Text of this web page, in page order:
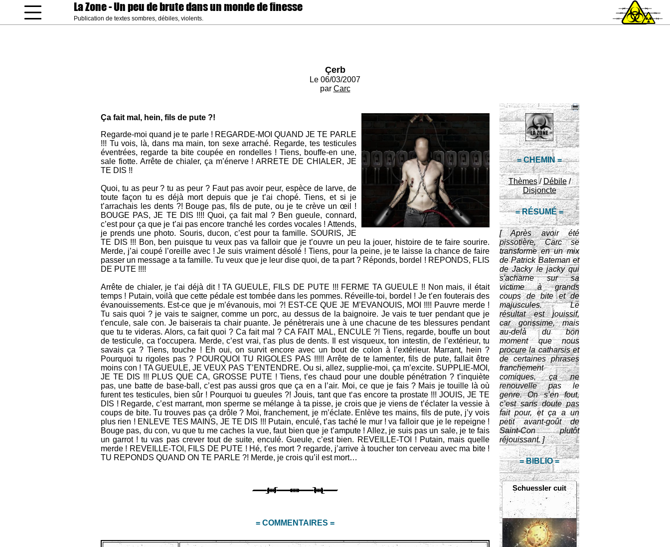
La Zone- Un peu de brute dans un monde de finesse
Publication de textes sombres, débiles, violents.
Çerb
Le 06/03/2007
par Carc
= CHEMIN =
Thèmes/ Débile/
Disjoncte
= RÉSUMÉ =
[ Après avoir été
pissotière, Carc se
transforme en un mix
de Patrick Bateman et
de Jacky le jacky qui
s'acharne sur sa
victime à grands
coups de bite et de
majuscules. Le
résultat est jouissif,
car gorissime, mais
au-delà du bon
moment que nous
procure la catharsis et
de certaines phrases
franchement
comiques, ça ne
renouvelle pas le
genre. On s’en fout,
c’est sans doute pas
fait pour, et ça a un
petit avant-goût de
Saint-Con plutôt
réjouissant. ]
= BIBLIO =
Schuessler cuit
Ça fait mal, hein, fils de pute ?!
Regarde-moi quand je te parle ! REGARDE-MOI QUAND JE TE PARLE
!!! Tu vois, là, dans ma main, ton sexe arraché. Regarde, tes testicules
éventrées, regarde ta bite coupée en rondelles ! Tiens, bouffe-en une,
sale fiotte. Arrête de chialer, ça m’énerve ! ARRETE DE CHIALER, JE
TE DIS !!
Quoi, tu as peur ? tu as peur ? Faut pas avoir peur, espèce de larve, de
toute façon tu es déjà mort depuis que je t’ai chopé. Tiens, et si je
t’arrachais les dents ?! Bouge pas, fils de pute, ou je te crève un œil !
BOUGE PAS, JE TE DIS !!!! Quoi, ça fait mal ? Ben gueule, connard,
c’est pour ça que je t’ai pas encore tranché les cordes vocales ! Attends,
je prends une photo. Souris, ducon, c’est pour ta famille. SOURIS, JE
TE DIS !!! Bon, ben puisque tu veux pas va falloir que je t’ouvre un peu la jouer, histoire de te faire sourire.
Merde, j’ai coupé l’oreille avec ! Je suis vraiment désolé ! Tiens, pour la peine, je te laisse la chance de faire
passer un message a ta famille. Tu veux que je leur dise quoi, de ta part ? Réponds, bordel ! REPONDS, FLIS
DE PUTE !!!!
Arrête de chialer, je t’ai déjà dit ! TA GUEULE, FILS DE PUTE !!! FERME TA GUEULE !! Non mais, il était
temps ! Putain, voilà que cette pédale est tombée dans les pommes. Réveille-toi, bordel ! Je t’en fouterais des
évanouissements. Est-ce que je m’évanouis, moi ?! EST-CE QUE JE M’EVANOUIS, MOI !!!! Pauvre merde !
Tu sais quoi ? je vais te saigner, comme un porc, au dessus de la baignoire. Je vais te tuer pendant que je
t’encule, sale con. Je baiserais ta chair puante. Je pénètrerais une à une chacune de tes blessures pendant
que tu te videras. Alors, ca fait quoi ? Ca fait mal ? CA FAIT MAL, ENCULE ?! Tiens, regarde, bouffe un bout
de testicule, ca t’occupera. Merde, c’est vrai, t’as plus de dents. Il est visqueux, ton intestin, de l’extérieur, tu
savais ça ? Tiens, touche ! Eh oui, on survit encore avec un bout de colon à l’extérieur. Marrant, hein ?
Pourquoi tu rigoles pas ? POURQUOI TU RIGOLES PAS !!!!! Arrête de te lamenter, fils de pute, fallait être
moins con ! TA GUEULE, JE VEUX PAS T’ENTENDRE. Ou si, allez, supplie-moi, ça m’excite. SUPPLIE-MOI,
JE TE DIS !!! PLUS QUE CA, GROSSE PUTE ! Tiens, t’es chaud pour une double pénétration ? t’inquiète
pas, une batte de base-ball, c’est pas aussi gros que ça en a l’air. Moi, ce que je fais ? Mais je touille là où
furent tes testicules, bien sûr ! Pourquoi tu gueules ?! Jouis, tant que t‘as encore ta prostate !!! JOUIS, JE TE
DIS ! Regarde, c’est marrant, mon sperme se mélange à ta pisse, je crois que je viens de t’éclater la vessie à
coups de bite. Tu trouves pas ça drôle ? Moi, franchement, je m’éclate. Enlève tes mains, fils de pute, j’y vois
plus rien ! ENLEVE TES MAINS, JE TE DIS !!! Putain, enculé, t’as taché le mur ! va falloir que je le repeigne !
Bouge pas, du con, vu que tu me caches la vue, faut bien que je t’ampute ! Allez, je suis pas un sale, je te fais
un garrot ! tu vas pas crever tout de suite, enculé. Gueule, c’est bien. REVEILLE-TOI ! Putain, mais quelle
merde ! REVEILLE-TOI, FILS DE PUTE ! Hé, t’es mort ? regarde, j’arrive à toucher ton cerveau avec ma bite !
TU REPONDS QUAND ON TE PARLE ?! Merde, je crois qu’il est mort…
= COMMENTAIRES =